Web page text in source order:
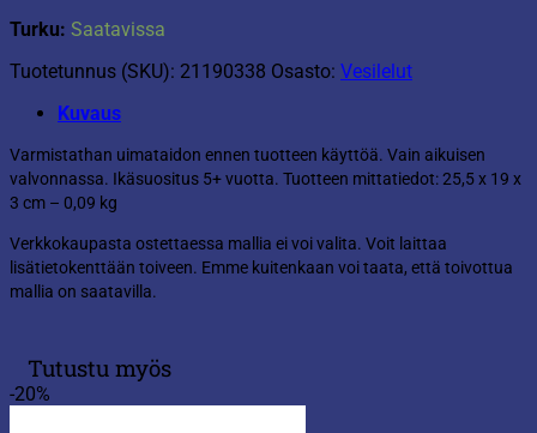
Turku: Saatavissa
Tuotetunnus (SKU): 21190338 Osasto: Vesilelut
Kuvaus
Varmistathan uimataidon ennen tuotteen käyttöä. Vain aikuisen
valvonnassa. Ikäsuositus 5+ vuotta. Tuotteen mittatiedot: 25,5 x 19 x
3 cm – 0,09 kg
Verkkokaupasta ostettaessa mallia ei voi valita. Voit laittaa
lisätietokenttään toiveen. Emme kuitenkaan voi taata, että toivottua
mallia on saatavilla.
Tutustu myös
-20%